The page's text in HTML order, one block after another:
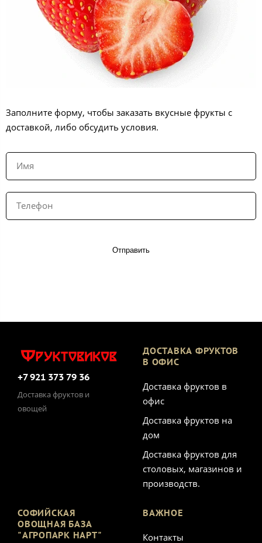
Заполните форму, чтобы заказать вкусные фрукты с
доставкой, либо обсудить условия.
Отправить
+7 921 373 79 36
Доставка фруктов и
овощей
ДОСТАВКА ФРУКТОВ
В ОФИС
Доставка фруктов в
офис
Доставка фруктов на
дом
Доставка фруктов для
столовых, магазинов и
производств.
СОФИЙСКАЯ
ОВОЩНАЯ БАЗА
"АГРОПАРК НАРТ"
ВАЖНОЕ
Контакты